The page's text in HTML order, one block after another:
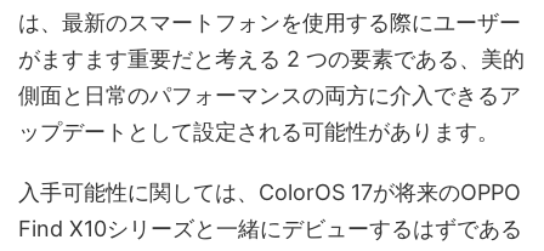
は、最新のスマートフォンを使用する際にユーザー
がますます重要だと考える 2 つの要素である、美的
側面と日常のパフォーマンスの両方に介入できるア
ップデートとして設定される可能性があります。
入手可能性に関しては、ColorOS 17が将来のOPPO
Find X10シリーズと一緒にデビューするはずである